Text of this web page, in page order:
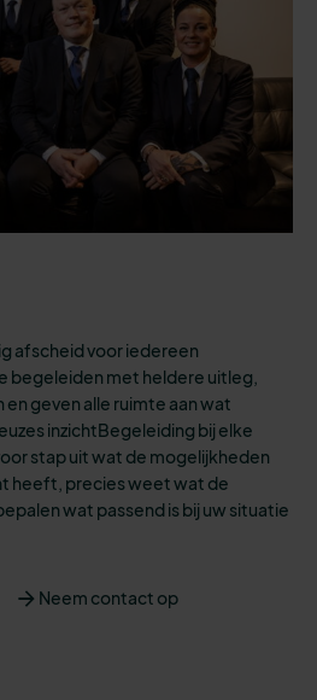
afscheid voor iedereen
begeleiden met heldere uitleg,
en geven alle ruimte aan wat
inzichtBegeleiding bij elke
stap uit wat de mogelijkheden
heeft precies weet wat de
wat passend is bij uw situatie
Neem contact op